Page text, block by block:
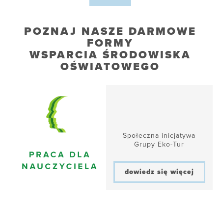
POZNAJ NASZE DARMOWE
FORMY
WSPARCIA ŚRODOWISKA
OŚWIATOWEGO
Społeczna inicjatywa
Grupy Eko-Tur
dowiedz się więcej